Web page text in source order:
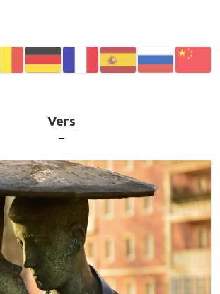
Vers